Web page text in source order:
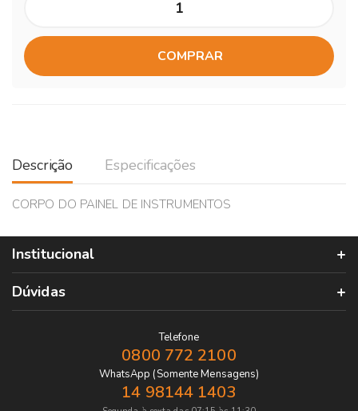
COMPRAR
Descrição Especificações
CORPO DO PAINEL DE INSTRUMENTOS
Institucional
Dúvidas
Telefone
0800 772 2100
WhatsApp (Somente Mensagens)
14 98144 1403